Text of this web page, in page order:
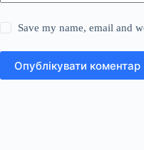
Save my name, email and
Опублікувати коментар